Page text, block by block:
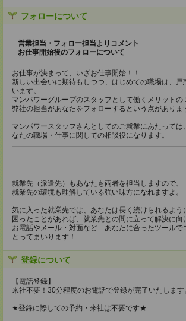
フォローについて
営業担当・フォロー担当よりコメント
お仕事開始後のフォローについて
お仕事が決まって、いざお仕事開始！！
新しい出会いに期待もしつつ、はじめての職場は、戸
います。
マンパワーグループのスタッフとして働くメリットの
弊社の担当があなたをフォローするという点がありま
マンパワースタッフさんとしてのご就業にあたっては
なたの職場・仕事に関しての相談役になります。
就業先（派遣先）もあなたも両者を担当しますので、
就業先の環境も理解している強い味方になれますよ。
気に入った就業先では、あなたは長く続けられるよう
困ったことがあれば、就業先との間に立って解決に向
お電話やメール・対面など あなたに合ったツールで
とってまいります！
登録について
【電話登録】
来社不要！30分程度のお電話で登録が完了いたします
★登録に際しての予約・来社は不要です★